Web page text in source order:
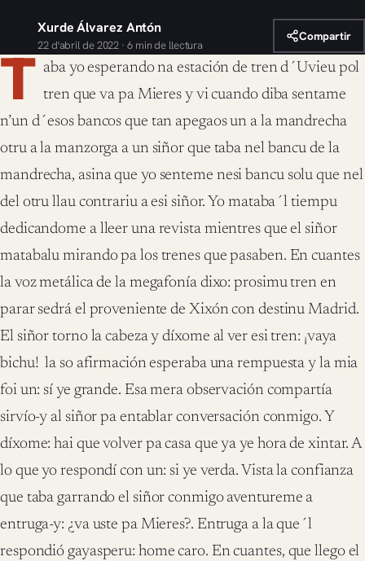
Xurde Álvarez Antón
22 d'abril de 2022 · 6 min de llectura
Compartir
T aba yo esperando na estación de tren d´Uvieu pol
tren que va pa Mieres y vi cuando diba sentame
n’un d´esos bancos que tan apegaos un a la mandrecha
otru a la manzorga a un siñor que taba nel bancu de la
mandrecha, asina que yo senteme nesi bancu solu que nel
del otru llau contrariu a esi siñor. Yo mataba´l tiempu
dedicandome a lleer una revista mientres que el siñor
matabalu mirando pa los trenes que pasaben. En cuantes
la voz metálica de la megafonía dixo: prosimu tren en
parar sedrá el proveniente de Xixón con destinu Madrid.
El siñor torno la cabeza y díxome al ver esi tren: ¡vaya
bichu! la so afirmación esperaba una rempuesta y la mia
foi un: sí ye grande. Esa mera observación compartía
sirvío-y al siñor pa entablar conversación conmigo. Y
díxome: hai que volver pa casa que ya ye hora de xintar. A
lo que yo respondí con un: si ye verda. Vista la confianza
que taba garrando el siñor conmigo aventureme a
entruga-y: ¿va uste pa Mieres?. Entruga a la que´l
respondió gayasperu: home caro. En cuantes, que llego el